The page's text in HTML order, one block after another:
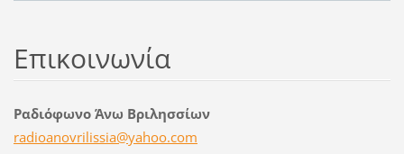
Επικοινωνία
Ραδιόφωνο Άνω Βριλησσίων
radioanovrilissia@yahoo.com